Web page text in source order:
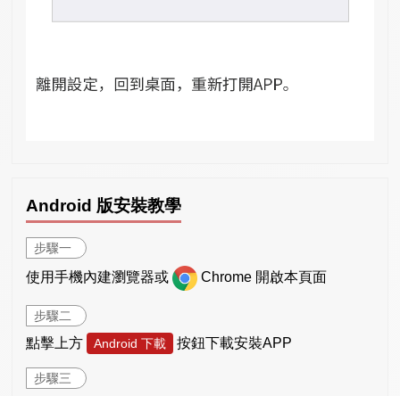
Android 版安裝教學
步驟一
使用手機內建瀏覽器或 Chrome 開啟本頁面
步驟二
點擊上方 Android 下載 按鈕下載安裝APP
步驟三